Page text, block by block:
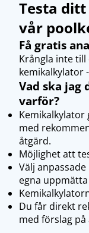
Testa
vår
Få gratis
Krångla inte
kemikalkylator
Vad ska jag
varför?
Kemikalkylator
med
åtgärd.
Möjlighet att
Välj
egna
Du får direkt
med förslag på